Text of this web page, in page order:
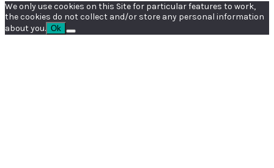
We only use cookies on this Site for particular features to work,
the cookies do not collect and/or store any personal information
about you. Ok